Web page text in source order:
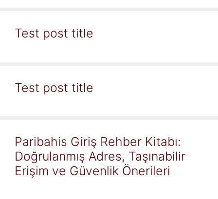
Test post title
Test post title
Paribahis Giriş Rehber Kitabı:
Doğrulanmış Adres, Taşınabilir
Erişim ve Güvenlik Önerileri